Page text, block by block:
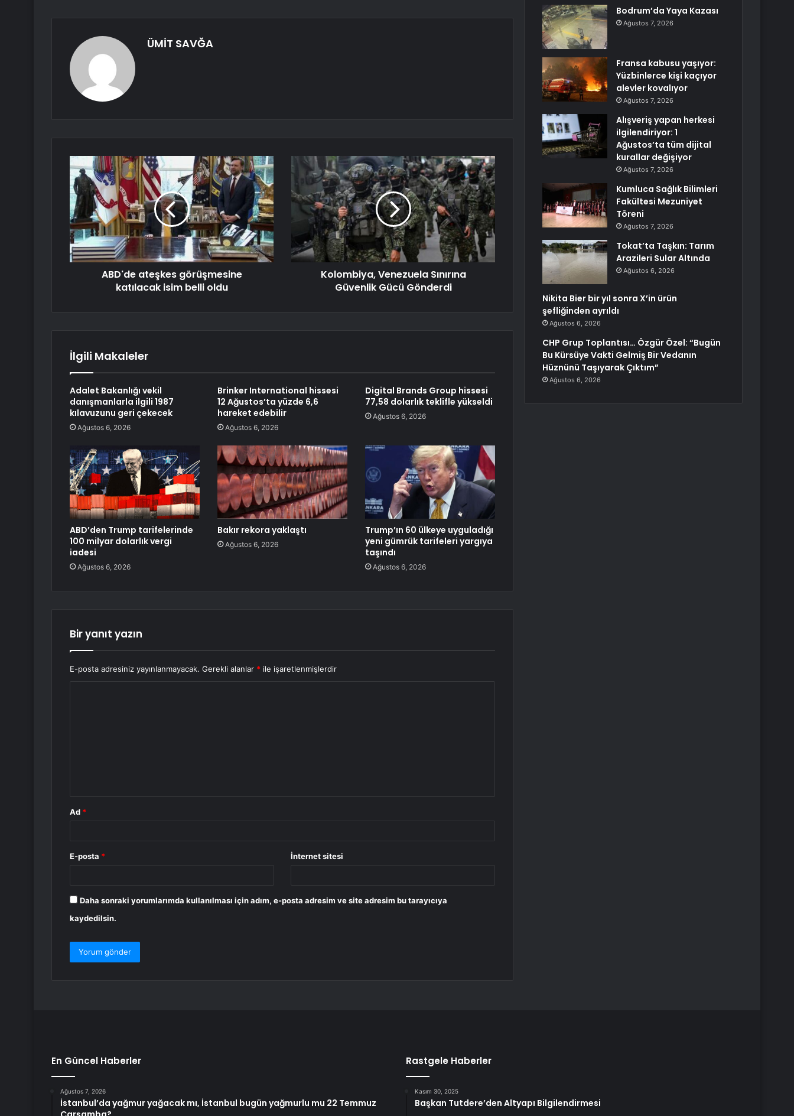
ÜMİT SAVĞA
ABD'de ateşkes görüşmesine
katılacak isim belli oldu
Kolombiya, Venezuela Sınırına
Güvenlik Gücü Gönderdi
İlgili Makaleler
Adalet Bakanlığı vekil
danışmanlarla ilgili 1987
kılavuzunu geri çekecek
Ağustos 6, 2026
Brinker International hissesi
12 Ağustos’ta yüzde 6,6
hareket edebilir
Ağustos 6, 2026
Digital Brands Group hissesi
77,58 dolarlık teklifle yükseldi
Ağustos 6, 2026
ABD’den Trump tarifelerinde
100 milyar dolarlık vergi
iadesi
Ağustos 6, 2026
Bakır rekora yaklaştı
Ağustos 6, 2026
Trump’ın 60 ülkeye uyguladığı
yeni gümrük tarifeleri yargıya
taşındı
Ağustos 6, 2026
Bir yanıt yazın
E-posta adresiniz yayınlanmayacak. Gerekli alanlar * ile işaretlenmişlerdir
Ad *
E-posta * İnternet sitesi
Daha sonraki yorumlarımda kullanılması için adım, e-posta adresim ve site adresim bu tarayıcıya
kaydedilsin.
Bodrum’da Yaya Kazası
Ağustos 7, 2026
Fransa kabusu yaşıyor:
Yüzbinlerce kişi kaçıyor
alevler kovalıyor
Ağustos 7, 2026
Alışveriş yapan herkesi
ilgilendiriyor: 1
Ağustos’ta tüm dijital
kurallar değişiyor
Ağustos 7, 2026
Kumluca Sağlık Bilimleri
Fakültesi Mezuniyet
Töreni
Ağustos 7, 2026
Tokat’ta Taşkın: Tarım
Arazileri Sular Altında
Ağustos 6, 2026
Nikita Bier bir yıl sonra X’in ürün
şefliğinden ayrıldı
Ağustos 6, 2026
CHP Grup Toplantısı… Özgür Özel: “Bugün
Bu Kürsüye Vakti Gelmiş Bir Vedanın
Hüznünü Taşıyarak Çıktım”
Ağustos 6, 2026
En Güncel Haberler
Ağustos 7, 2026
İstanbul’da yağmur yağacak mı, İstanbul bugün yağmurlu mu 22 Temmuz
Rastgele Haberler
Kasım 30, 2025
Başkan Tutdere’den Altyapı Bilgilendirmesi